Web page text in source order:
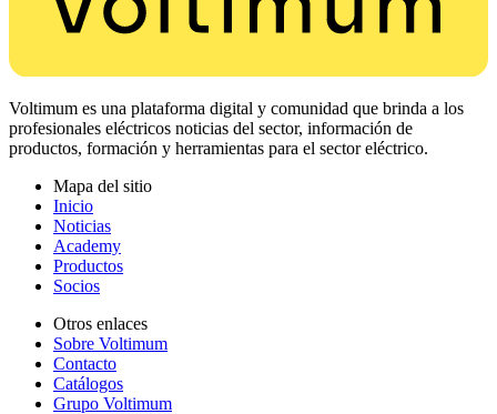
Voltimum es una plataforma digital y comunidad que brinda a los
profesionales eléctricos noticias del sector, información de
productos, formación y herramientas para el sector eléctrico.
Mapa del sitio
Inicio
Noticias
Academy
Productos
Socios
Otros enlaces
Sobre Voltimum
Contacto
Catálogos
Grupo Voltimum